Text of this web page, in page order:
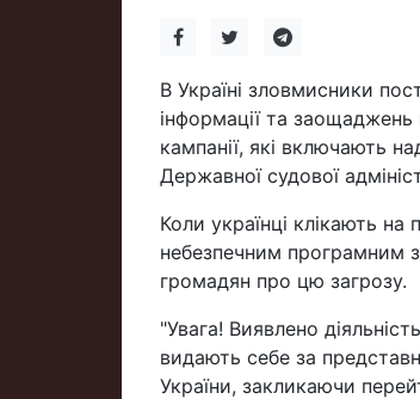
В Україні зловмисники
інформації та
кампанії, які включають
Державної судової
Коли українці клікають
небезпечним програмним
громадян про цю загрозу.
"Увага! Виявлено
видають себе за
України, закликаючи